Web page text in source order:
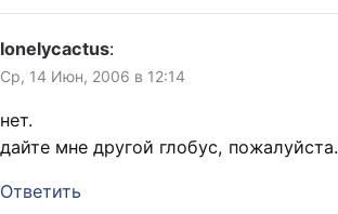
lonelycactus:
Ср, 14 Июн, 2006 в 12:14
нет.
дайте мне другой глобус, пожалуйста.
Ответить